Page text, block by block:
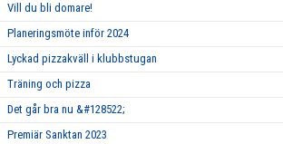
Vill du bli domare!
Planeringsmöte inför 2024
Lyckad pizzakväll i klubbstugan
Träning och pizza
Det går bra nu &#128522;
Premiär Sanktan 2023